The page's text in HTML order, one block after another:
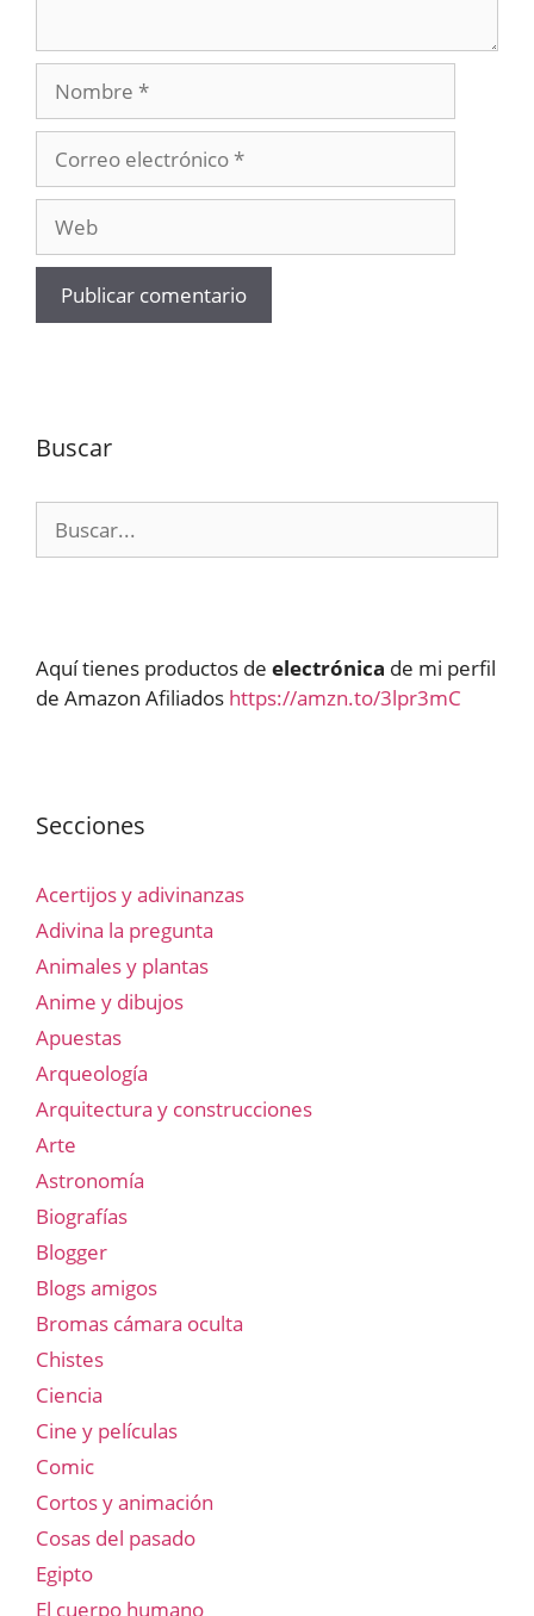
Nombre
electrónico
Buscar
Aquí tienes productos de electrónica de mi perfil
de Amazon Afiliados https://amzn.to/3lpr3mC
Secciones
Acertijos y adivinanzas
Adivina la pregunta
Animales y plantas
Anime y dibujos
Apuestas
Arqueología
Arquitectura y construcciones
Arte
Astronomía
Biografías
Blogger
Blogs amigos
Bromas cámara oculta
Chistes
Ciencia
Cine y películas
Comic
Cortos y animación
Cosas del pasado
Egipto
El cuerpo humano